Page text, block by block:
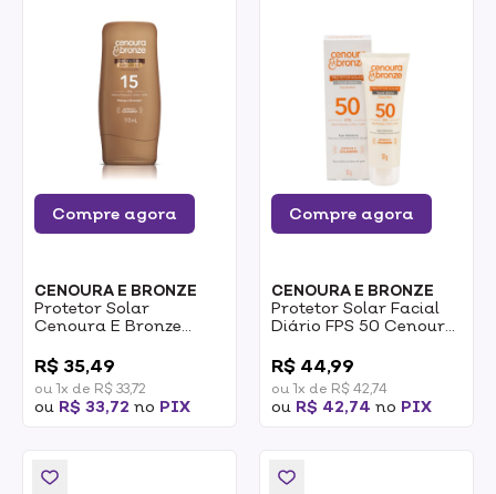
Compre agora
CENOURA E BRONZE
Protetor Solar
Cenoura E Bronze
R$ 35,49
ou 1x de R$ 33,72
ou R$ 33,72 no PIX
Compre agora
CENOURA E BRONZE
Protetor Solar Facial
Diário FPS 50 Cenoura
R$ 44,99
ou 1x de R$ 42,74
ou R$ 42,74 no PIX